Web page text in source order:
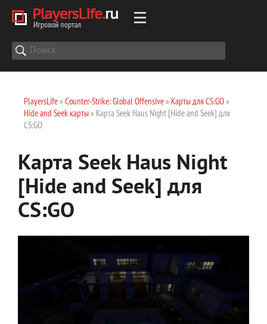
PlayersLife» Counter-Strike: Global Offensive» Карты для CS:GO»
Hide and Seek карты» Карта Seek Haus Night [Hide and Seek] для
CS:GO
Карта Seek Haus Night
[Hide and Seek] для
CS:GO